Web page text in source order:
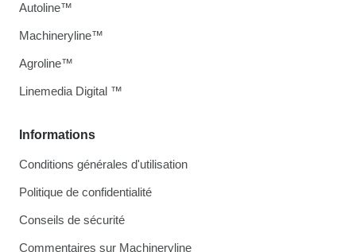
Informations
Conditions générales d'utilisation
Politique de confidentialité
Conseils de sécurité
Commentaires sur Machineryline
Autoline™
Machineryline™
Agroline™
Linemedia Digital ™